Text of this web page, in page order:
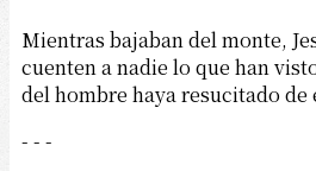
Mientras bajaban del monte,
cuenten a nadie lo que han
del hombre haya resucitado de
- - -